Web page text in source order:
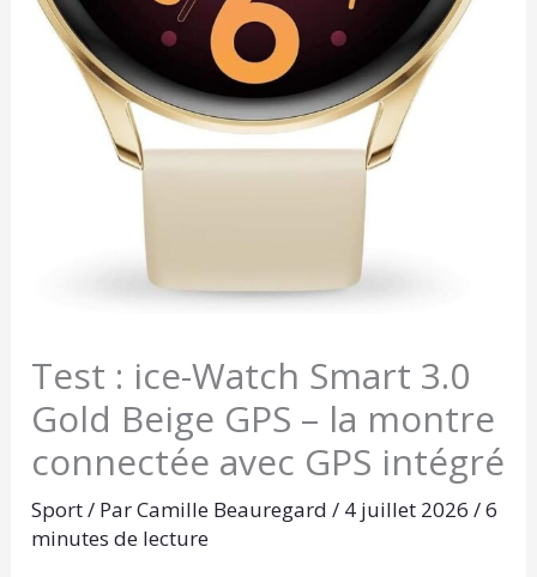
Test : ice-Watch Smart 3.0
Gold Beige GPS – la montre
connectée avec GPS intégré
Sport/ ParCamille Beauregard/ 4 juillet 2026/6
minutes de lecture